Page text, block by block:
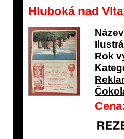
Hluboká nad
Rok